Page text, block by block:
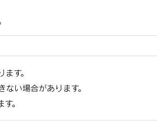
す。
い場合があります。
。